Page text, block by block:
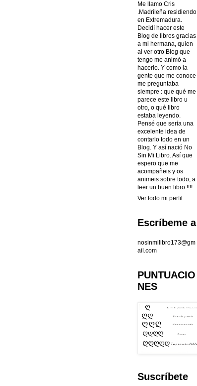
Me llamo Cris
.Madrileña residiendo
en Extremadura.
Decidí hacer este
Blog de libros gracias
a mi hermana, quien
al ver otro Blog que
tengo me animó a
hacerlo. Y como la
gente que me conoce
me preguntaba
siempre : que qué me
parece este libro u
otro, o qué libro
estaba leyendo.
Pensé que sería una
excelente idea de
contarlo todo en un
Blog. Y así nació No
Sin Mi Libro. Así que
espero que me
acompañeis y os
animeis sobre todo, a
leer un buen libro !!!!
Ver todo mi perfil
Escríbeme a
nosinmilibro173@gm
ail.com
PUNTUACIO
NES
Suscríbete